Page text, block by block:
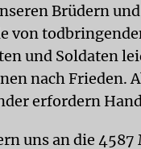
Brüdern
von
und Soldaten
nach Frieden.
erfordern
uns an die